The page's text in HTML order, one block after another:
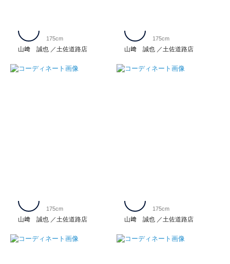
山﨑 誠也 土佐道路店
175cm
山﨑 誠也 土佐道路店
175cm
山﨑 誠也 土佐道路店
175cm
山﨑 誠也 土佐道路店
175cm